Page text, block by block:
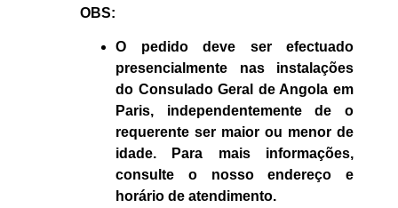
OBS:
O pedido deve ser efectuado
presencialmente nas instalações
do Consulado Geral de Angola em
Paris, independentemente de o
requerente ser maior ou menor de
idade. Para mais informações,
consulte o nosso endereço e
horário de atendimento.